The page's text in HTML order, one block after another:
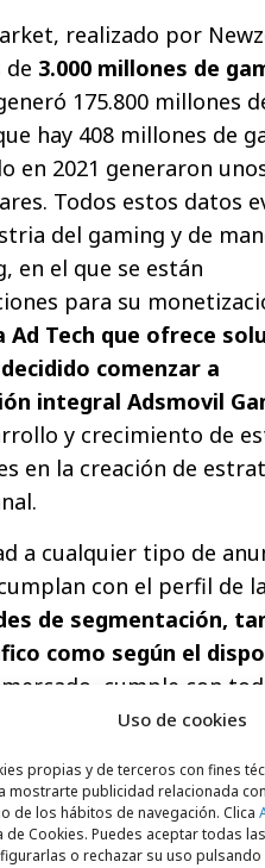
Uso de cookies
propias y de terceros con fines
mostrarte publicidad relacionada
de los hábitos de navegación. Clica
de Cookies. Puedes aceptar todas
o rechazar su uso
realizado por
de 3.000 millones de
175.800 millones
hay 408 millones de
en 2021 generaron
Todos estos datos
del gaming y de
en el que se están
para su
Ad Tech que ofrece
comenzar a
integral Adsmovil
y crecimiento de
en la creación de
a cualquier tipo de
con el perfil de
de segmentación,
como según el
cumple con
a garantizar el
con respecto a su
al usuario durante
través de una notable
donde el valor